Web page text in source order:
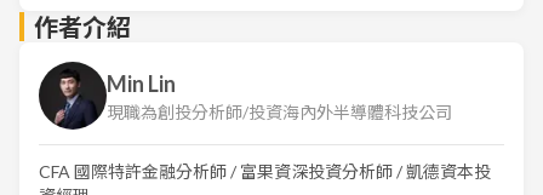
作者介紹
Min Lin
現職為創投分析師/投資海內外半導體科技公司
CFA 國際特許金融分析師 / 富果資深投資分析師 / 凱德資本投